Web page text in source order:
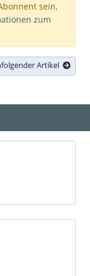
sein,
zum
Artikel